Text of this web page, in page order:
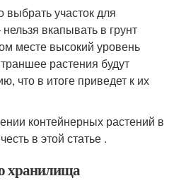
участок для
вкапывать в грунт
месте высокий уровень
растения будут
что в итоге приведет к их
контейнерных растений в
в этой статье .
хранилища